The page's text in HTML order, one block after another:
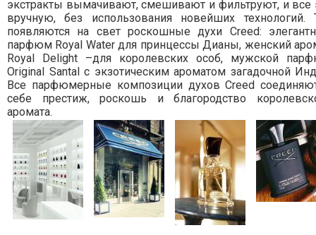
экстракты вымачивают, смешивают и фильтруют, и все
вручную, без использования новейших технологий.
появляются на свет роскошные духи Creed:
парфюм Royal Water для принцессы Дианы, женский
Royal Delight –для королевских особ, мужской
Original Santal с экзотическим ароматом загадочной
Все парфюмерные композиции духов Creed
себе престиж, роскошь и благородство
аромата.